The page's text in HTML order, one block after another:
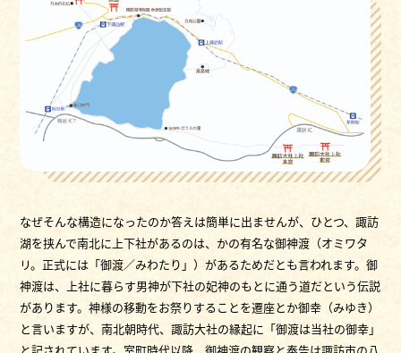
なぜそんな構造になったのか答えは簡単に出ませんが、ひとつ、諏訪
湖を挟んで南北に上下社があるのは、かの有名な御神渡（オミワタ
リ。正式には「御渡／みわたり」）があるためだとも言われます。御
神渡は、上社に暮らす男神が下社の妃神のもとに通う道だという伝説
があります。神様の移動をお祭りすることを遷座とか御幸（みゆき）
と言いますが、南北朝時代、諏訪大社の縁起に「御渡は当社の御幸」